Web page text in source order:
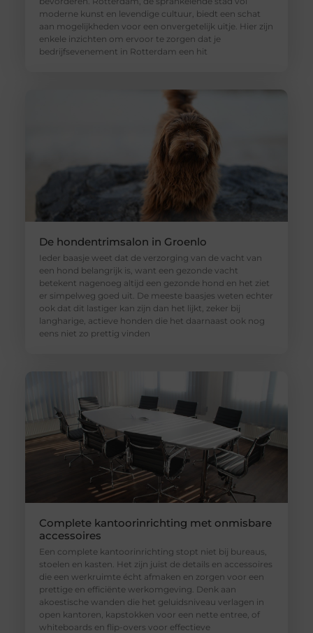
moderne kunst en levendige cultuur, biedt een schat
aan mogelijkheden voor een onvergetelijk uitje. Hier zijn
enkele inzichten om ervoor te zorgen dat je
bedrijfsevenement in Rotterdam een hit
De hondentrimsalon in Groenlo
Ieder baasje weet dat de verzorging van de vacht van
een hond belangrijk is, want een gezonde vacht
betekent nagenoeg altijd een gezonde hond en het ziet
er simpelweg goed uit. De meeste baasjes weten echter
ook dat dit lastiger kan zijn dan het lijkt, zeker bij
langharige, actieve honden die het daarnaast ook nog
eens niet zo prettig vinden
Complete kantoorinrichting met onmisbare
accessoires
Een complete kantoorinrichting stopt niet bij bureaus,
stoelen en kasten. Het zijn juist de details en accessoires
die een werkruimte écht afmaken en zorgen voor een
prettige en efficiënte werkomgeving. Denk aan
akoestische wanden die het geluidsniveau verlagen in
open kantoren, kapstokken voor een nette entree, of
whiteboards en flip-overs voor effectieve